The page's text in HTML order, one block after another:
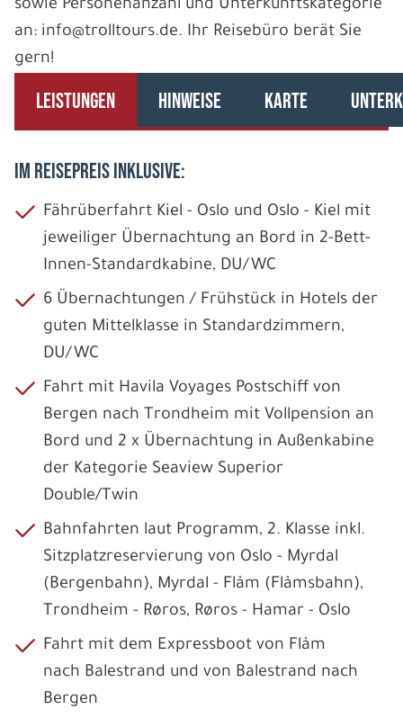
sowie Personenanzahl und Unterkunftskategorie
an: info@trolltours.de. Ihr Reisebüro berät Sie
gern!
LEISTUNGEN HINWEISE KARTE
IM REISEPREIS INKLUSIVE:
Fährüberfahrt Kiel - Oslo und Oslo - Kiel mit
jeweiliger Übernachtung an Bord in 2-Bett-
Innen-Standardkabine, DU/WC
6 Übernachtungen / Frühstück in Hotels der
guten Mittelklasse in Standardzimmern,
DU/WC
Fahrt mit Havila Voyages Postschiff von
Bergen nach Trondheim mit Vollpension an
Bord und 2 x Übernachtung in Außenkabine
der Kategorie Seaview Superior
Double/Twin
Bahnfahrten laut Programm, 2. Klasse inkl.
Sitzplatzreservierung von Oslo - Myrdal
(Bergenbahn), Myrdal - Flåm (Flåmsbahn),
Trondheim - Røros, Røros - Hamar - Oslo
Fahrt mit dem Expressboot von Flåm
nach Balestrand und von Balestrand nach
Bergen